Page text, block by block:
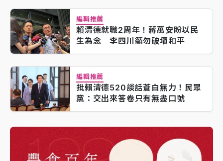
編輯推薦
賴清德就職2周年！蔣萬安盼以民
生為念 李四川籲勿破壞和平
編輯推薦
批賴清德520談話蒼白無力！民眾
黨：交出來答卷只有無盡口號